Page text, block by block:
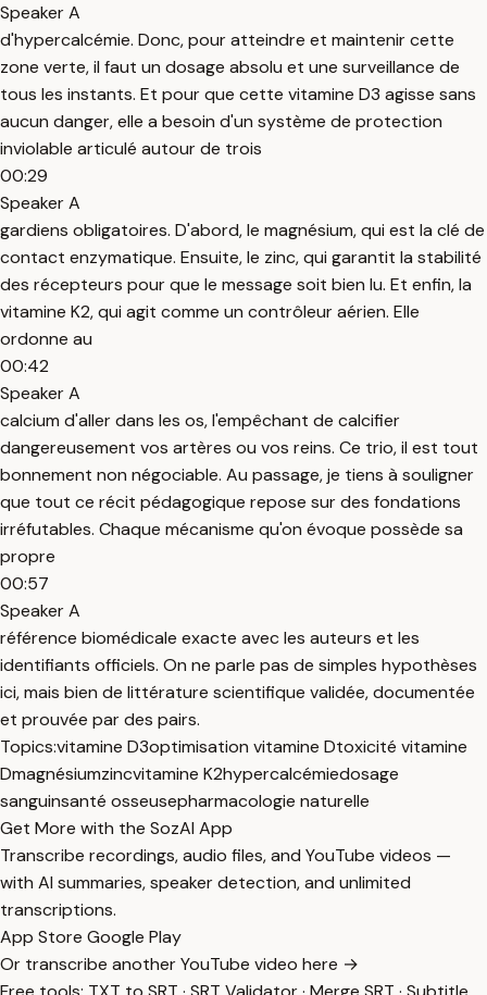
Speaker A
d'hypercalcémie. Donc, pour atteindre et maintenir cette
zone verte, il faut un dosage absolu et une surveillance de
tous les instants. Et pour que cette vitamine D3 agisse sans
aucun danger, elle a besoin d'un système de protection
inviolable articulé autour de trois
00:29
Speaker A
gardiens obligatoires. D'abord, le magnésium, qui est la clé de
contact enzymatique. Ensuite, le zinc, qui garantit la stabilité
des récepteurs pour que le message soit bien lu. Et enfin, la
vitamine K2, qui agit comme un contrôleur aérien. Elle
ordonne au
00:42
Speaker A
calcium d'aller dans les os, l'empêchant de calcifier
dangereusement vos artères ou vos reins. Ce trio, il est tout
bonnement non négociable. Au passage, je tiens à souligner
que tout ce récit pédagogique repose sur des fondations
irréfutables. Chaque mécanisme qu'on évoque possède sa
propre
00:57
Speaker A
référence biomédicale exacte avec les auteurs et les
identifiants officiels. On ne parle pas de simples hypothèses
ici, mais bien de littérature scientifique validée, documentée
et prouvée par des pairs.
Topics:vitamine D3optimisation vitamine Dtoxicité vitamine
Dmagnésiumzincvitamine K2hypercalcémiedosage
sanguinsanté osseusepharmacologie naturelle
Get More with the SozAI App
Transcribe recordings, audio files, and YouTube videos —
with AI summaries, speaker detection, and unlimited
transcriptions.
App Store Google Play
Or transcribe another YouTube video here →